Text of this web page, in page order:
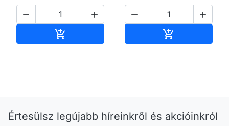
 

 

Értesülsz legújabb híreinkről és akcióinkról